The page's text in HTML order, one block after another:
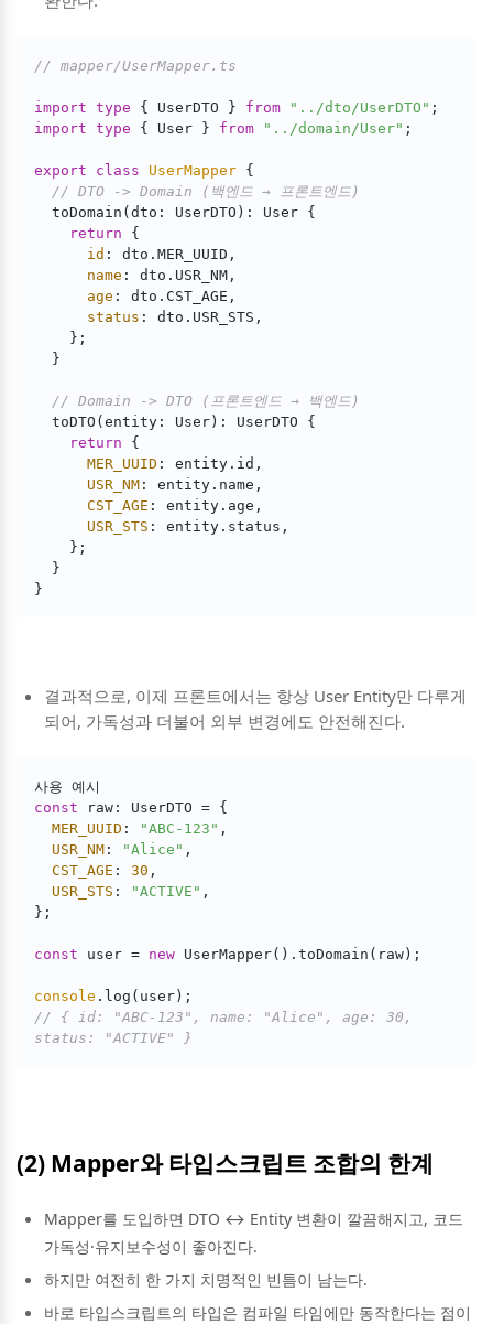
// mapper/UserMapper.ts
import type { UserDTO } from "../dto/UserDTO"
import type { User } from "../domain/User" ;
export class UserMapper {
// DTO -> Domain (백엔드 → 프론트엔드)
return {
id : dto.MER_UUID,
name : dto.USR_NM,
age : dto.CST_AGE,
status : dto.USR_STS,
// Domain -> DTO (프론트엔드 → 백엔드)
return {
MER_UUID : entity.id,
USR_NM : entity.name,
CST_AGE : entity.age,
USR_STS : entity.status,
}
결과적으로, 이제 프론트에서는 항상 User Entity만 다루게
되어, 가독성과 더불어 외부 변경에도 안전해진다.
const raw: UserDTO = {
MER_UUID : "ABC-123" ,
USR_NM : "Alice" ,
CST_AGE : 30 ,
USR_STS : "ACTIVE" ,
};
const user = new UserMapper().toDomain(raw);
console
// { id: "ABC-123", name: "Alice", age: 30,
status: "ACTIVE" }
(2) Mapper와 타입스크립트 조합의 한계
Mapper를 도입하면 DTO ↔ Entity 변환이 깔끔해지고, 코드
가독성·유지보수성이 좋아진다.
하지만 여전히 한 가지 치명적인 빈틈이 남는다.
바로 타입스크립트의 타입은 컴파일 타임에만 동작한다는 점이